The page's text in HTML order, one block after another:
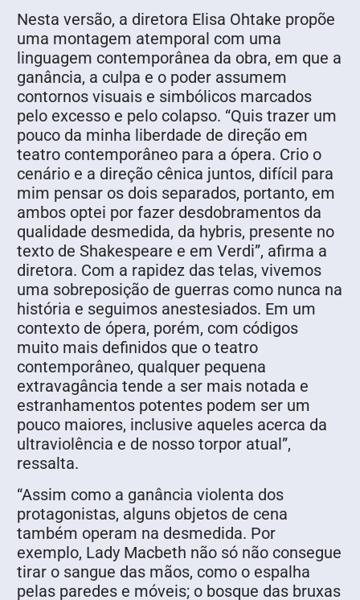
Nesta versão, a diretora Elisa Ohtake propõe
uma montagem atemporal com uma
linguagem contemporânea da obra, em que a
ganância, a culpa e o poder assumem
contornos visuais e simbólicos marcados
pelo excesso e pelo colapso. “Quis trazer um
pouco da minha liberdade de direção em
teatro contemporâneo para a ópera. Crio o
cenário e a direção cênica juntos, difícil para
mim pensar os dois separados, portanto, em
ambos optei por fazer desdobramentos da
qualidade desmedida, da hybris, presente no
texto de Shakespeare e em Verdi”, afirma a
diretora. Com a rapidez das telas, vivemos
uma sobreposição de guerras como nunca na
história e seguimos anestesiados. Em um
contexto de ópera, porém, com códigos
muito mais definidos que o teatro
contemporâneo, qualquer pequena
extravagância tende a ser mais notada e
estranhamentos potentes podem ser um
pouco maiores, inclusive aqueles acerca da
ultraviolência e de nosso torpor atual”,
ressalta.
“Assim como a ganância violenta dos
protagonistas, alguns objetos de cena
também operam na desmedida. Por
exemplo, Lady Macbeth não só não consegue
tirar o sangue das mãos, como o espalha
pelas paredes e móveis; o bosque das bruxas